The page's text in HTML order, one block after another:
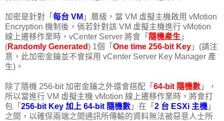
加密是針對「 每台 VM 」層級，當 VM 虛擬主機啟用 vMotion
Encryption 機制後，倘若針對該 VM 虛擬主機進行 vMotion
線上遷移作業時，vCenter Server 將會「 隨機產生 」
(Randomly Generated) 1個「 One time 256-bit Key 」(請注
意，此加密金鑰並不會採用 vCenter Server Key Manager 產
生)。
除了隨機 256-bit 加密金鑰之外還會搭配「 64-bit 隨機數 」，
所以當進行 VM 虛擬主機 vMotion 線上遷移作業時，將會打
包「 256-bit Key 加上 64-bit 隨機數 」在「 2 台 ESXi 主機 」
之間，以確保兩端之間通訊所傳輸的資料無法被惡意人士所